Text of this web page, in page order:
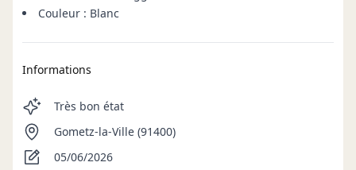
Couleur : Blanc
Informations
Très bon état
Gometz-la-Ville (91400)
05/06/2026